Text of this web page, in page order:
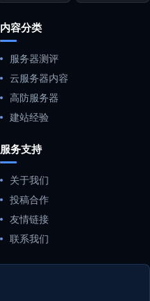
内容分类
服务器测评
云服务器内容
高防服务器
建站经验
服务支持
关于我们
投稿合作
友情链接
联系我们